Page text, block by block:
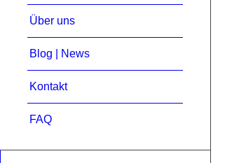
Über uns
Blog | News
Kontakt
FAQ